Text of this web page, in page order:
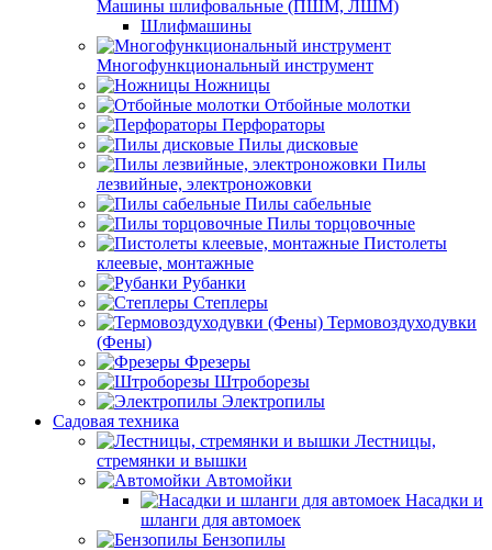
Машины шлифовальные (ПШМ, ЛШМ)
Шлифмашины
Многофункциональный инструмент
Ножницы
Отбойные молотки
Перфораторы
Пилы дисковые
Пилы
лезвийные, электроножовки
Пилы сабельные
Пилы торцовочные
Пистолеты
клеевые, монтажные
Рубанки
Степлеры
Термовоздуходувки
(Фены)
Фрезеры
Штроборезы
Электропилы
Садовая техника
Лестницы,
стремянки и вышки
Автомойки
Насадки и
шланги для автомоек
Бензопилы